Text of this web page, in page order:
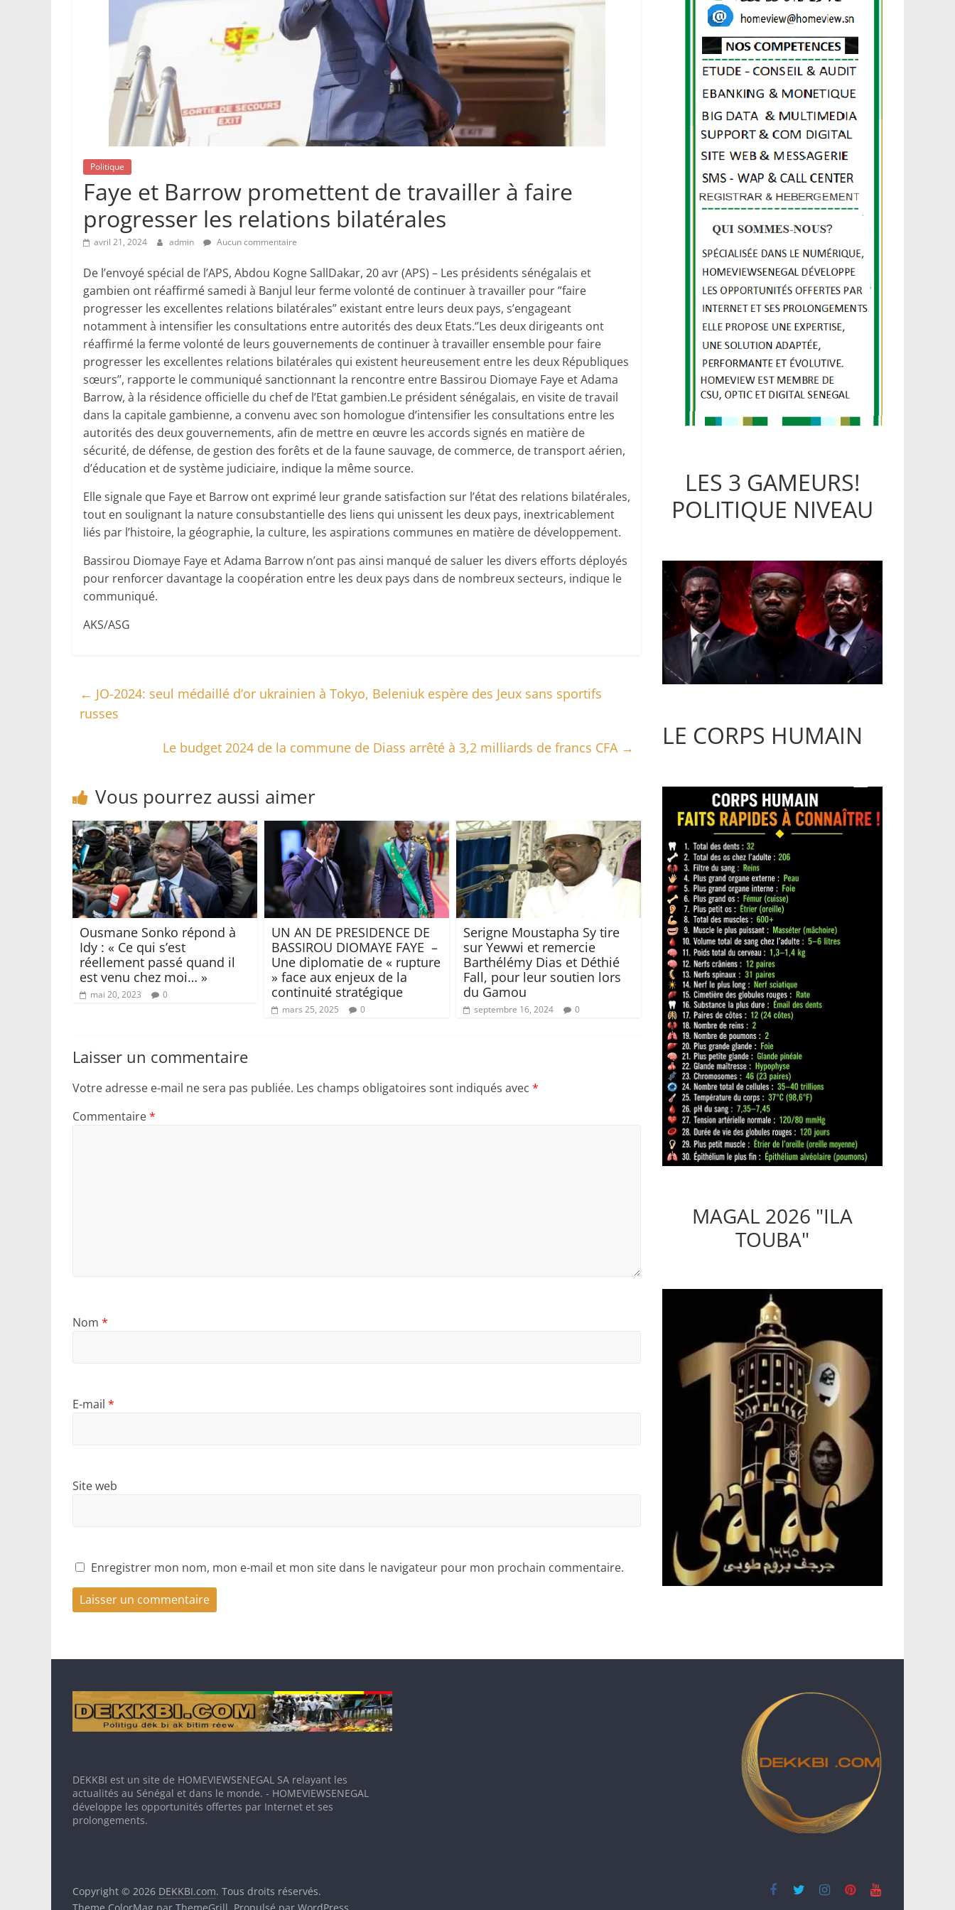
Politique
Faye et Barrow promettent de travailler à faire
progresser les relations bilatérales
avril 21, 2024 admin Aucun commentaire
De l’envoyé spécial de l’APS, Abdou Kogne SallDakar, 20 avr (APS) – Les présidents sénégalais et
gambien ont réaffirmé samedi à Banjul leur ferme volonté de continuer à travailler pour ”faire
progresser les excellentes relations bilatérales” existant entre leurs deux pays, s’engageant
notamment à intensifier les consultations entre autorités des deux Etats.‘’Les deux dirigeants ont
réaffirmé la ferme volonté de leurs gouvernements de continuer à travailler ensemble pour faire
progresser les excellentes relations bilatérales qui existent heureusement entre les deux Républiques
sœurs’’, rapporte le communiqué sanctionnant la rencontre entre Bassirou Diomaye Faye et Adama
Barrow, à la résidence officielle du chef de l’Etat gambien.Le président sénégalais, en visite de travail
dans la capitale gambienne, a convenu avec son homologue d’intensifier les consultations entre les
autorités des deux gouvernements, afin de mettre en œuvre les accords signés en matière de
sécurité, de défense, de gestion des forêts et de la faune sauvage, de commerce, de transport aérien,
d’éducation et de système judiciaire, indique la même source.
Elle signale que Faye et Barrow ont exprimé leur grande satisfaction sur l’état des relations bilatérales,
tout en soulignant la nature consubstantielle des liens qui unissent les deux pays, inextricablement
liés par l’histoire, la géographie, la culture, les aspirations communes en matière de développement.
Bassirou Diomaye Faye et Adama Barrow n’ont pas ainsi manqué de saluer les divers efforts déployés
pour renforcer davantage la coopération entre les deux pays dans de nombreux secteurs, indique le
communiqué.
AKS/ASG
← JO-2024: seul médaillé d’or ukrainien à Tokyo, Beleniuk espère des Jeux sans sportifs
russes
Le budget 2024 de la commune de Diass arrêté à 3,2 milliards de francs CFA →
Vous pourrez aussi aimer
Ousmane Sonko répond à
Idy : « Ce qui s’est
réellement passé quand il
est venu chez moi… »
mai 20, 2023 0
UN AN DE PRESIDENCE DE
BASSIROU DIOMAYE FAYE –
Une diplomatie de « rupture
» face aux enjeux de la
continuité stratégique
mars 25, 2025 0
Serigne Moustapha Sy tire
sur Yewwi et remercie
Barthélémy Dias et Déthié
Fall, pour leur soutien lors
du Gamou
septembre 16, 2024 0
Laisser un commentaire
Votre adresse e-mail ne sera pas publiée. Les champs obligatoires sont indiqués avec *
Commentaire*
Nom *
E-mail *
Site web
Enregistrer mon nom, mon e-mail et mon site dans le navigateur pour mon prochain commentaire.
LES 3 GAMEURS!
POLITIQUE NIVEAU
LE CORPS HUMAIN
MAGAL 2026 "ILA
TOUBA"
DEKKBI est un site de HOMEVIEWSENEGAL SA relayant les
actualités au Sénégal et dans le monde. - HOMEVIEWSENEGAL
développe les opportunités offertes par Internet et ses
prolongements.
Copyright © 2026 DEKKBI.com. Tous droits réservés.